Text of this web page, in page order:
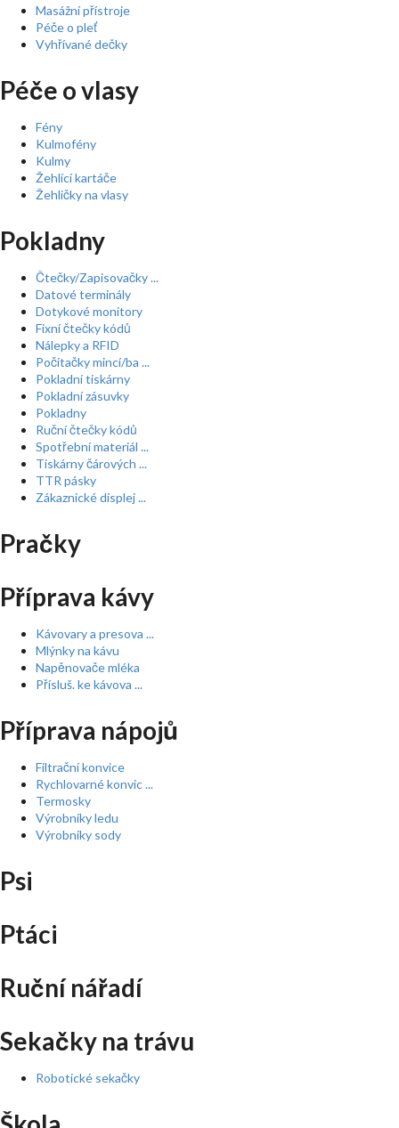
Masážní přístroje
Péče o pleť
Vyhřívané dečky
Péče o vlasy
Fény
Kulmofény
Kulmy
Žehlící kartáče
Žehličky na vlasy
Pokladny
Čtečky/Zapisovačky ...
Datové terminály
Dotykové monitory
Fixní čtečky kódů
Nálepky a RFID
Počítačky mincí/ba ...
Pokladní tiskárny
Pokladní zásuvky
Pokladny
Ruční čtečky kódů
Spotřební materiál ...
Tiskárny čárových ...
TTR pásky
Zákaznické displej ...
Pračky
Příprava kávy
Kávovary a presova ...
Mlýnky na kávu
Napěnovače mléka
Přísluš. ke kávova ...
Příprava nápojů
Filtrační konvice
Rychlovarné konvic ...
Termosky
Výrobníky ledu
Výrobníky sody
Psi
Ptáci
Ruční nářadí
Sekačky na trávu
Robotické sekačky